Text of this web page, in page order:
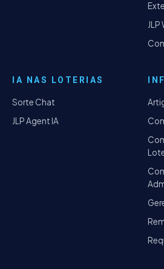
JLP
IA NAS LOTERIAS
Sorte Chat
JLP Agent IA